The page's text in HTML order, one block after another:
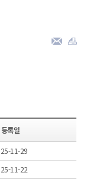
등록일
11-29
11-22